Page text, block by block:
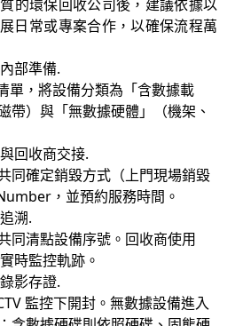
的環保回收公司後，建議依據以
日常或專案合作，以確保流程萬
部準備.
單，將設備分類為「含數據載
帶）與「無數據硬體」（機架、
與回收商交接.
同確定銷毀方式（上門現場銷毀
，並預約服務時間。
溯.
同清點設備序號。回收商使用
時監控軌跡。
錄影存證.
監控下開封。無數據設備進入